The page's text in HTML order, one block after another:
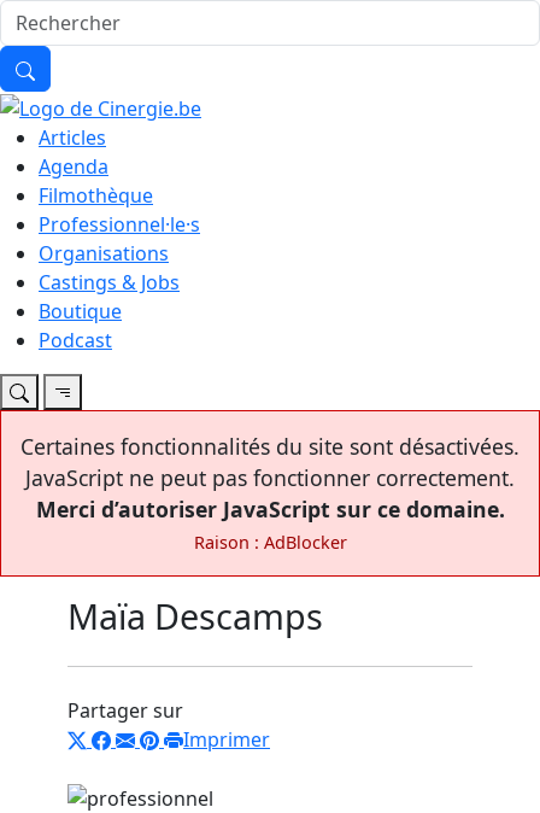
Articles
Agenda
Filmothèque
Professionnel·le·s
Organisations
Castings & Jobs
Boutique
Podcast
Certaines fonctionnalités du site sont désactivées.
JavaScript ne peut pas fonctionner correctement.
Merci d’autoriser JavaScript sur ce domaine.
Raison : AdBlocker
Maïa Descamps
Partager sur
Imprimer